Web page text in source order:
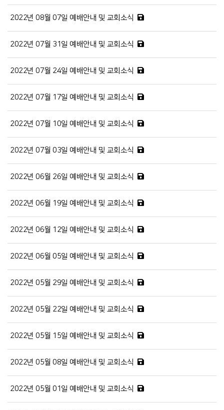
2022년 08월 07일 예배안내 및 교회소식
2022년 07월 31일 예배안내 및 교회소식
2022년 07월 24일 예배안내 및 교회소식
2022년 07월 17일 예배안내 및 교회소식
2022년 07월 10일 예배안내 및 교회소식
2022년 07월 03일 예배안내 및 교회소식
2022년 06월 26일 예배안내 및 교회소식
2022년 06월 19일 예배안내 및 교회소식
2022년 06월 12일 예배안내 및 교회소식
2022년 06월 05일 예배안내 및 교회소식
2022년 05월 29일 예배안내 및 교회소식
2022년 05월 22일 예배안내 및 교회소식
2022년 05월 15일 예배안내 및 교회소식
2022년 05월 08일 예배안내 및 교회소식
2022년 05월 01일 예배안내 및 교회소식